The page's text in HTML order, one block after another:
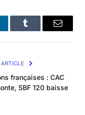
Tumblr Email
françaises : CAC
SBF 120 baisse